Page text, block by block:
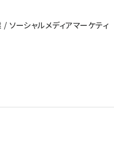
ソーシャルメディアマーケティ